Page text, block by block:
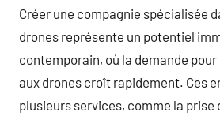
Créer une compagnie spécialisée
drones représente un potentiel
contemporain, où la demande
aux drones croît rapidement. Ces
plusieurs services, comme la prise